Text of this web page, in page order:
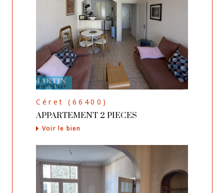
Céret (66400)
APPARTEMENT 2 PIECES
Voir le bien